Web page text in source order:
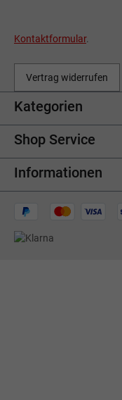
Kontaktformular.
Vertrag widerrufen
Kategorien
Shop Service
Informationen